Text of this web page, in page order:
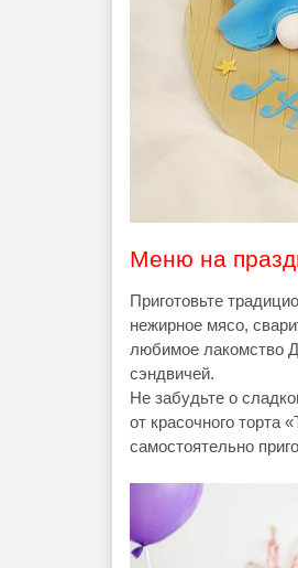
Меню на
Приготовьте
нежирное мясо,
любимое лакомство
сэндвичей.
Не забудьте о
от красочного
самостоятельно